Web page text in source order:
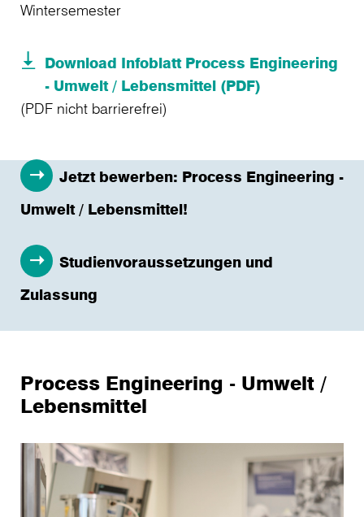
Wintersemester
Download Infoblatt Process Engineering
- Umwelt / Lebensmittel (PDF)
(PDF nicht barrierefrei)
Jetzt bewerben: Process Engineering -
Umwelt / Lebensmittel!
Studienvoraussetzungen und
Zulassung
Process Engineering - Umwelt /
Lebensmittel